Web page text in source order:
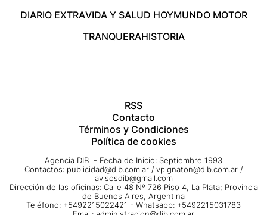
DIARIO EXTRAVIDA Y SALUD HOYMUNDO MOTOR
TRANQUERAHISTORIA
RSS
Contacto
Términos y Condiciones
Política de cookies
Agencia DIB - Fecha de Inicio: Septiembre 1993
Contactos: publicidad@dib.com.ar / vpignaton@dib.com.ar /
avisosdib@gmail.com
Dirección de las oficinas: Calle 48 Nº 726 Piso 4, La Plata; Provincia
de Buenos Aires, Argentina
Teléfono: +5492215022421 - Whatsapp: +5492215031783